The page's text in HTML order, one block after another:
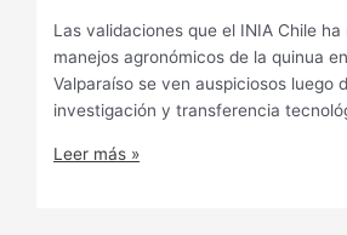
Las validaciones que el INIA Chile ha
manejos agronómicos de la quinua
Valparaíso se ven auspiciosos luego
investigación y transferencia
Leer más »